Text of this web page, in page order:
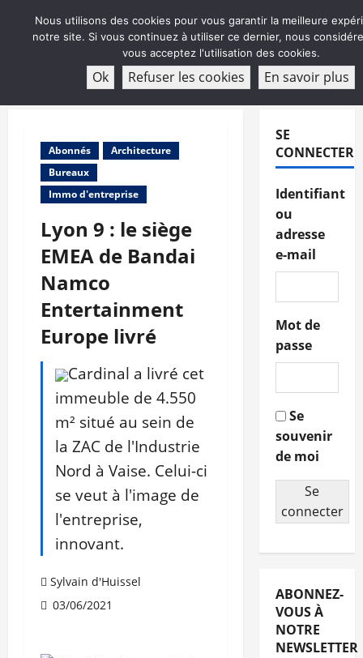
ABONNEMENT
Abonnés
Architecture
Bureaux
Immo d'entreprise
Lyon 9 : le siège
EMEA de Bandai
Namco
Entertainment
Europe livré
Cardinal a livré cet
immeuble de 4.550
m² situé au sein de
la ZAC de l'Industrie
Nord à Vaise. Celui-ci
se veut à l'image de
l'entreprise,
innovant.
Sylvain d'Huissel
03/06/2021
SE
CONNECTER
Identifiant
ou
adresse
e-mail
Mot de
passe
Se
souvenir
de moi
Se
connecter
ABONNEZ-
VOUS À
NOTRE
NEWSLETTER
Nous utilisons des cookies pour vous garantir la meilleure
notre site. Si vous continuez à utiliser ce dernier, nous
vous acceptez l'utilisation des cookies.
Ok Refuser les cookies En savoir plus